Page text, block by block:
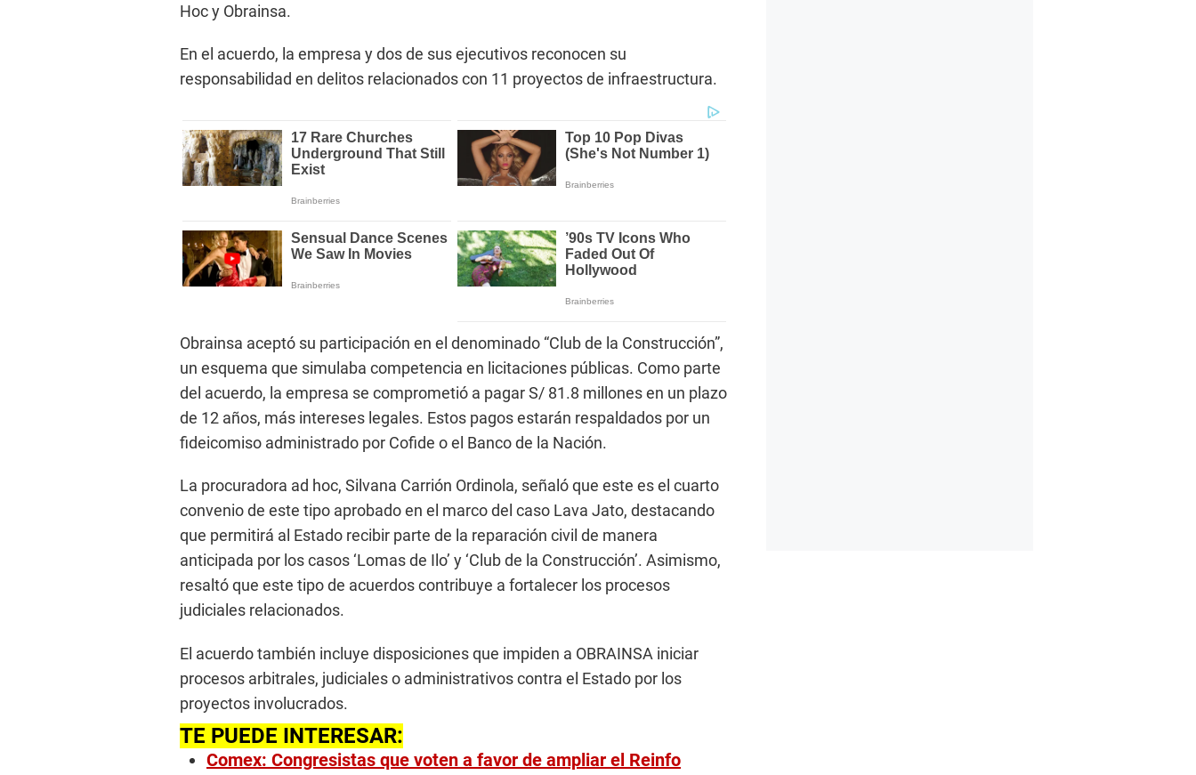
Hoc y Obrainsa.
En el acuerdo, la empresa y dos de sus ejecutivos reconocen su
responsabilidad en delitos relacionados con 11 proyectos de infraestructura.
Obrainsa aceptó su participación en el denominado “Club de la Construcción”,
un esquema que simulaba competencia en licitaciones públicas. Como parte
del acuerdo, la empresa se comprometió a pagar S/ 81.8 millones en un plazo
de 12 años, más intereses legales. Estos pagos estarán respaldados por un
fideicomiso administrado por Cofide o el Banco de la Nación.
La procuradora ad hoc, Silvana Carrión Ordinola, señaló que este es el cuarto
convenio de este tipo aprobado en el marco del caso Lava Jato, destacando
que permitirá al Estado recibir parte de la reparación civil de manera
anticipada por los casos ‘Lomas de Ilo’ y ‘Club de la Construcción’. Asimismo,
resaltó que este tipo de acuerdos contribuye a fortalecer los procesos
judiciales relacionados.
El acuerdo también incluye disposiciones que impiden a OBRAINSA iniciar
procesos arbitrales, judiciales o administrativos contra el Estado por los
proyectos involucrados.
TE PUEDE INTERESAR:
Comex: Congresistas que voten a favor de ampliar el Reinfo